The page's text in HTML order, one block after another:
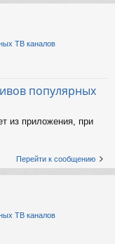
ТВ каналов
популярных
из приложения, при
Перейти к сообщению
ТВ каналов